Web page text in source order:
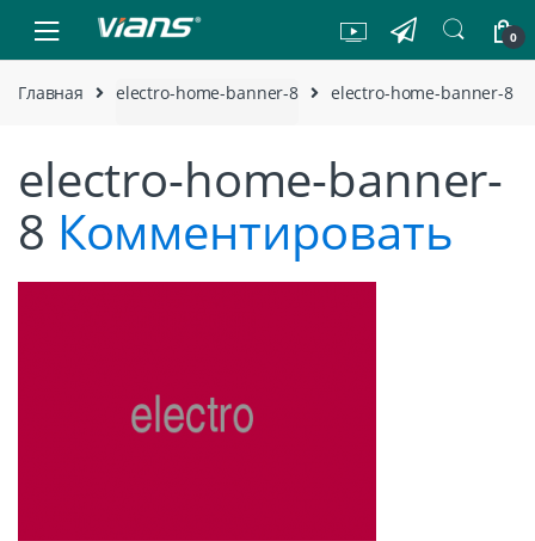
Skip to navigation
Skip to content
0
Главная electro-home-banner-8 electro-home-banner-8
electro-home-banner-
8 Комментировать